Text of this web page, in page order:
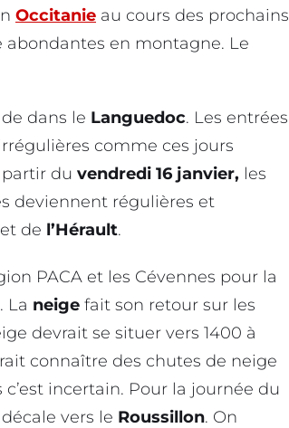
Occitanie au cours des prochains
abondantes en montagne. Le
dans le Languedoc. Les entrées
comme ces jours
partir du vendredi 16 janvier, les
deviennent régulières et
et de l’Hérault.
PACA et les Cévennes pour la
. La neige fait son retour sur les
devrait se situer vers 1400 à
connaître des chutes de neige
c’est incertain. Pour la journée du
vers le Roussillon. On